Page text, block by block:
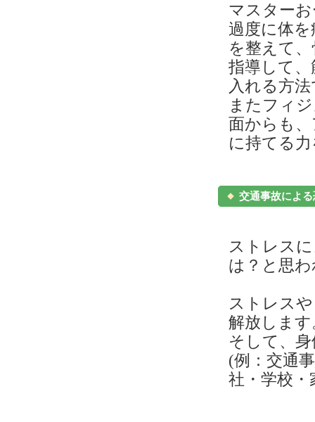
マスター
過度に体
を整えて
指導して
入れる方
またフィ
面からも
に持てる
交通事故によ
ストレス
は？と思
ストレス
解放します
そして、
(例：交通
社・学校